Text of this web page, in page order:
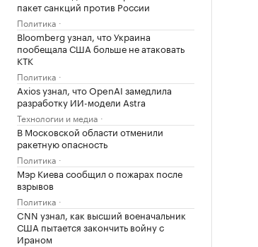
пакет санкций против России
Политика
Bloomberg узнал, что Украина
пообещала США больше не атаковать
КТК
Политика
Axios узнал, что OpenAI замедлила
разработку ИИ-модели Astra
Технологии и медиа
В Московской области отменили
ракетную опасность
Политика
Мэр Киева сообщил о пожарах после
взрывов
Политика
CNN узнал, как высший военачальник
США пытается закончить войну с
Ираном